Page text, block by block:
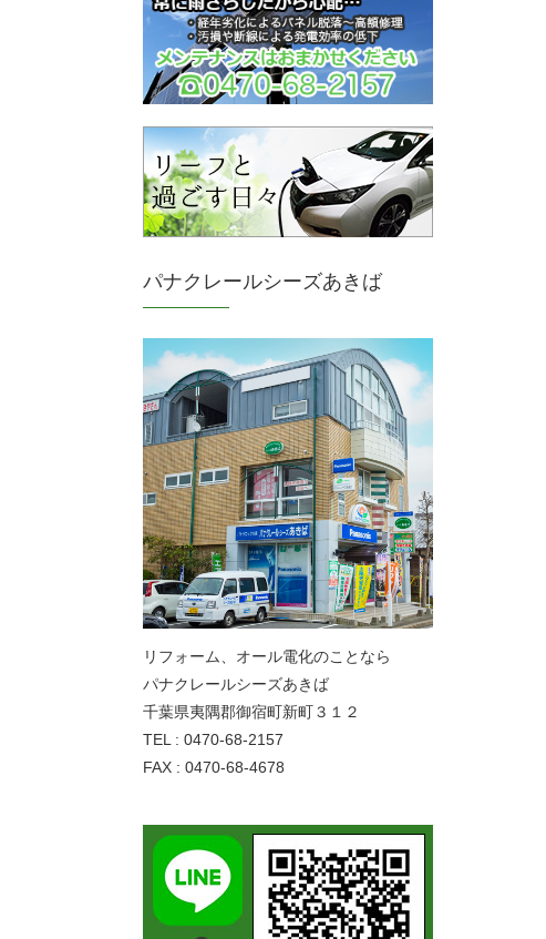
パナクレールシーズあきば
リフォーム、オール電化のことなら
パナクレールシーズあきば
千葉県夷隅郡御宿町新町３１２
TEL : 0470-68-2157
FAX : 0470-68-4678